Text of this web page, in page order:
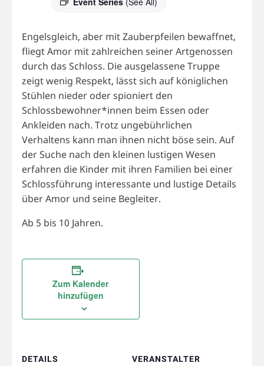
Engelsgleich, aber mit Zauberpfeilen bewaffnet,
fliegt Amor mit zahlreichen seiner Artgenossen
durch das Schloss. Die ausgelassene Truppe
zeigt wenig Respekt, lässt sich auf königlichen
Stühlen nieder oder spioniert den
Schlossbewohner*innen beim Essen oder
Ankleiden nach. Trotz ungebührlichen
Verhaltens kann man ihnen nicht böse sein. Auf
der Suche nach den kleinen lustigen Wesen
erfahren die Kinder mit ihren Familien bei einer
Schlossführung interessante und lustige Details
über Amor und seine Begleiter.
Ab 5 bis 10 Jahren.
Zum Kalender
hinzufügen
DETAILS VERANSTALTER